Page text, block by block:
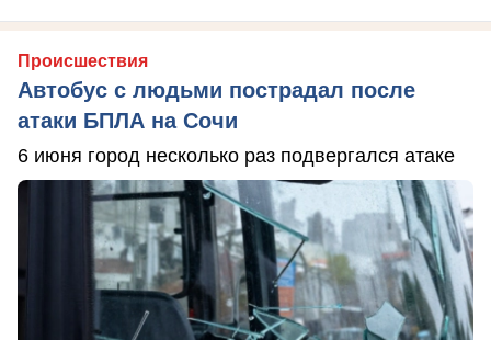
Происшествия
Автобус с людьми пострадал после
атаки БПЛА на Сочи
6 июня город несколько раз подвергался атаке